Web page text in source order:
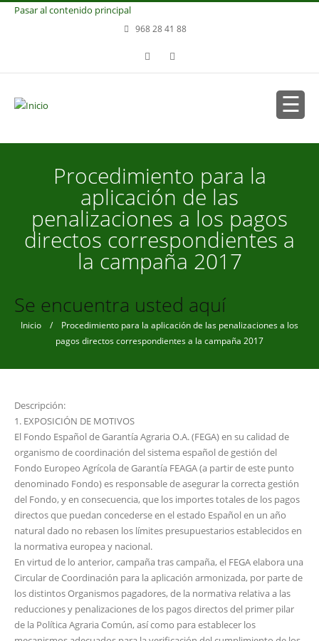
Pasar al contenido principal
968 28 41 88
Procedimiento para la
aplicación de las
penalizaciones a los pagos
directos correspondientes a
la campaña 2017
Se encuentra usted aquí
Inicio / Procedimiento para la aplicación de las penalizaciones a los
pagos directos correspondientes a la campaña 2017
Descripción:
1. EXPOSICIÓN DE MOTIVOS
El Fondo Español de Garantía Agraria O.A. (FEGA) en su calidad de
organismo de coordinación del sistema español de gestión del
Fondo Europeo Agrícola de Garantía FEAGA (a partir de este punto
denominado Fondo) es responsable de asegurar la correcta gestión
del Fondo, y en consecuencia, que los importes totales de los pagos
directos que puedan concederse en el estado Español en un año
natural dado no rebasen los límites presupuestarios establecidos en
la normativa europea y nacional.
En virtud de lo anterior, campaña tras campaña, el FEGA elabora una
Circular de Coordinación para la aplicación armonizada, por parte de
los distintos Organismos pagadores, de la normativa relativa a las
reducciones y penalizaciones de los pagos directos del primer pilar
de la Política Agraria Común, así como para establecer los